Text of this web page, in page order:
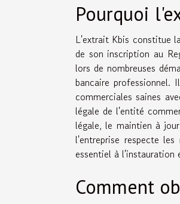
Pourquoi
L'extrait Kbis constitue
de son inscription au
lors de nombreuses
bancaire professionnel.
commerciales saines
légale de l'entité
légale, le maintien à
l'entreprise respecte
essentiel à l'instauration
Comment